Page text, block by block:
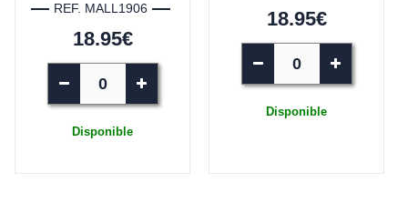
REF. MALL1906
18.95€
Disponible
18.95€
Disponible